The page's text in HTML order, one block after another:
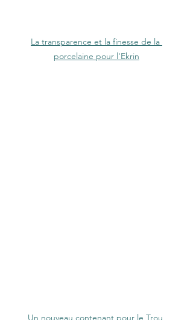
La transparence et la finesse de la
porcelaine pour l'Ekrin
Un nouveau contenant pour le Trou